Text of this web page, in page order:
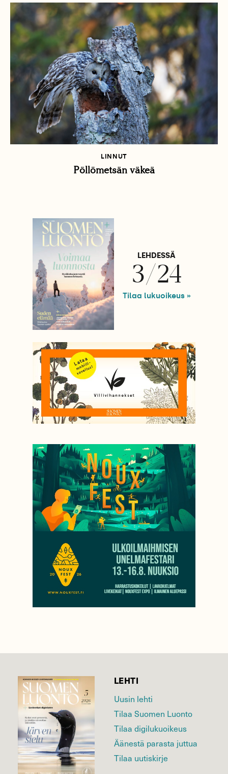
LINNUT
Pöllömetsän väkeä
LEHDESSÄ
3/24
Tilaa lukuoikeus »
LEHTI
Uusin lehti
Tilaa Suomen Luonto
Tilaa digilukuoikeus
Äänestä parasta juttua
Tilaa uutiskirje